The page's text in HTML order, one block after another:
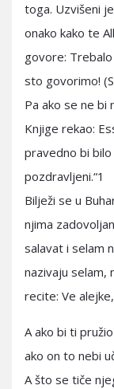
toga. Uzvišeni
onako kako te
govore: Trebalo
sto govorimo!
Pa ako se ne bi
Knjige rekao:
pravedno bi
pozdravljeni.“1
Bilježi se u
njima
salavat i selam
nazivaju selam,
recite: Ve
A ako bi ti
ako on to nebi
A što se tiče